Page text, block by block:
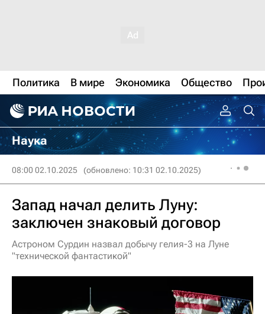
Политика В мире Экономика Общество
Наука
08:00 02.10.2025 (обновлено: 10:31 02.10.2025)
Запад начал делить Луну:
заключен знаковый договор
Астроном Сурдин назвал добычу гелия-3 на Луне
"технической фантастикой"